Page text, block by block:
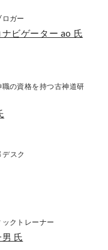
ガー
ナビゲーター ao 氏
の資格を持つ古神道研
デスク
クトレーナー
氏